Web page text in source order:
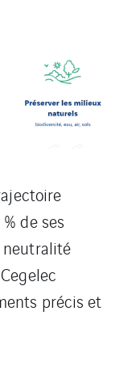
de ses
neutralité
précis et